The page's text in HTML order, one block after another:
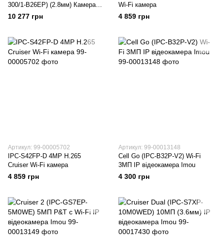
300/1-B26EP) (2.8мм) Камера з
базовою станцією
10 277 грн
Wi-Fi камера
4 859 грн
Артикул: 99-00005702
IPC-S42FP-D 4MP H.265
Cruiser Wi-Fi камера
4 859 грн
Артикул: 99-00013148
Cell Go (IPC-B32P-V2) Wi-Fi
3МП IP відеокамера Imou
4 300 грн